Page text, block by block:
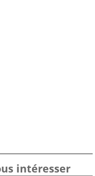
intéresser